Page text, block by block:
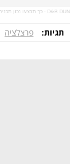
D&B
· כך תבצעו נכון
תגיות: פרצלציה